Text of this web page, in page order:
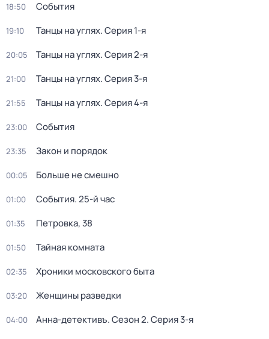
18:50 События
19:10 Танцы на углях. Серия 1-я
20:05 Танцы на углях. Серия 2-я
21:00 Танцы на углях. Серия 3-я
21:55 Танцы на углях. Серия 4-я
23:00 События
23:35 Закон и порядок
00:05 Больше не смешно
01:00 События. 25-й час
01:35 Петровка, 38
01:50 Тайная комната
02:35 Хроники московского быта
03:20 Женщины разведки
04:00 Анна-детективъ. Сезон 2. Серия 3-я